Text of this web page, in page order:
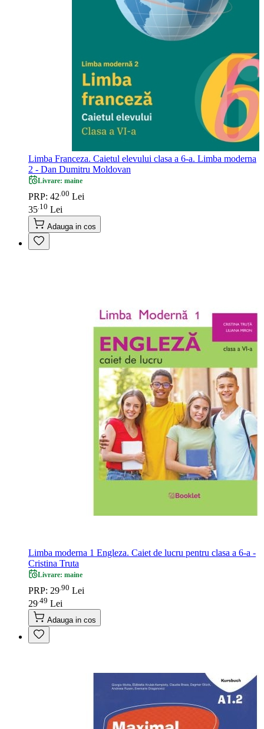
Limba Franceza. Caietul elevului clasa a 6-a. Limba moderna
2 - Dan Dumitru Moldovan
Livrare: maine
PRP: 42 00 Lei
35.10 Lei
Adauga in cos
Limba moderna 1 Engleza. Caiet de lucru pentru clasa a 6-a -
Cristina Truta
Livrare: maine
PRP: 29 90 Lei
29 49 Lei
Adauga in cos